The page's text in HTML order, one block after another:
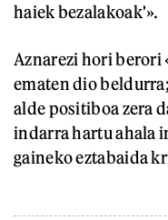
haiek bezalakoak'».
Aznarezi hori berori
ematen dio
alde positiboa zera
indarra hartu ahala
gaineko eztabaida